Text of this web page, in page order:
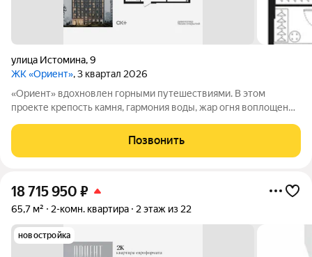
улица Истомина,9
ЖК «Ориент», 3 квартал 2026
«Ориент» вдохновлен горными путешествиями. В этом
проекте крепость камня, гармония воды, жар огня воплощены
технологиями. Здесь вы получите повседневность,
наполненную яркими моментами и приятной
Позвонить
18 715 950 ₽
65,7 м² 2-комн. квартира 2 этаж из 22
новостройка